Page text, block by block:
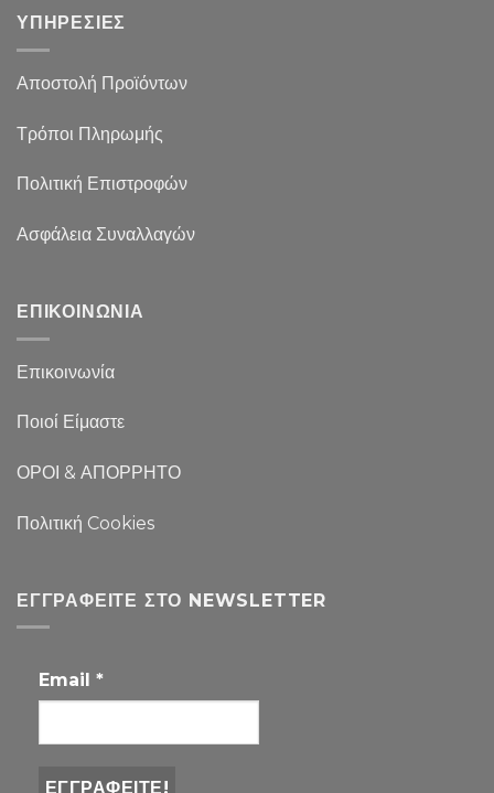
ΥΠΗΡΕΣΙΕΣ
Αποστολή Προϊόντων
Τρόποι Πληρωμής
Πολιτική Επιστροφών
Ασφάλεια Συναλλαγών
ΕΠΙΚΟΙΝΩΝΙΑ
Επικοινωνία
Ποιοί Είμαστε
ΟΡΟΙ & ΑΠΟΡΡΗΤΟ
Πολιτική Cookies
ΕΓΓΡΑΦΕΊΤΕ ΣΤΟ NEWSLETTER
Email *